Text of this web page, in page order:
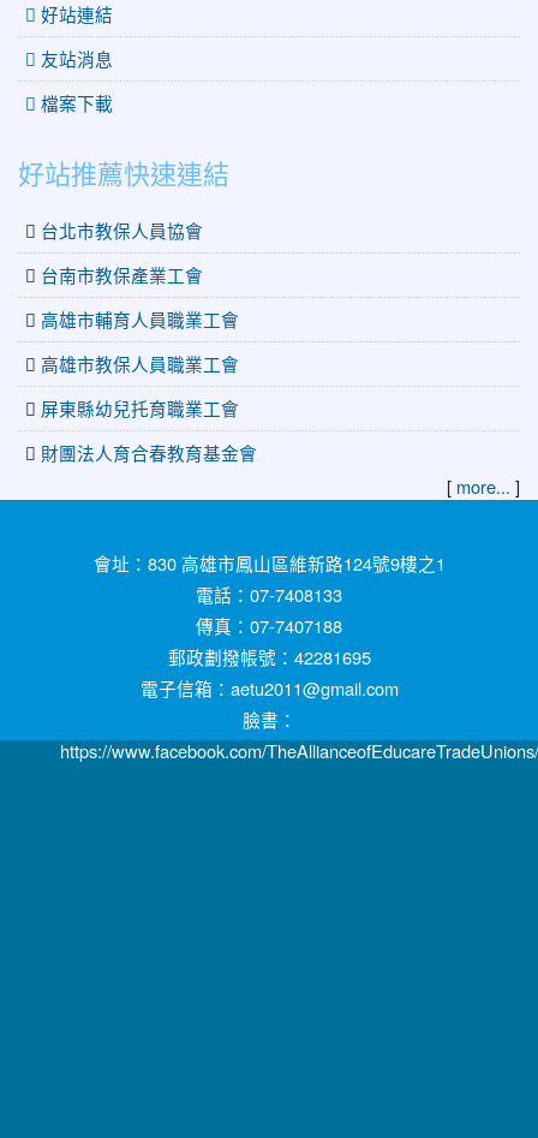
好站連結
友站消息
檔案下載
好站推薦快速連結
台北市教保人員協會
台南市教保產業工會
高雄市輔育人員職業工會
高雄市教保人員職業工會
屏東縣幼兒托育職業工會
財團法人育合春教育基金會
[ more... ]
會址：830 高雄市鳳山區維新路124號9樓之1
電話：07-7408133
傳真：07-7407188
郵政劃撥帳號：42281695
電子信箱：aetu2011@gmail.com
臉書：
https://www.facebook.com/TheAllianceofEducareTradeUnions/